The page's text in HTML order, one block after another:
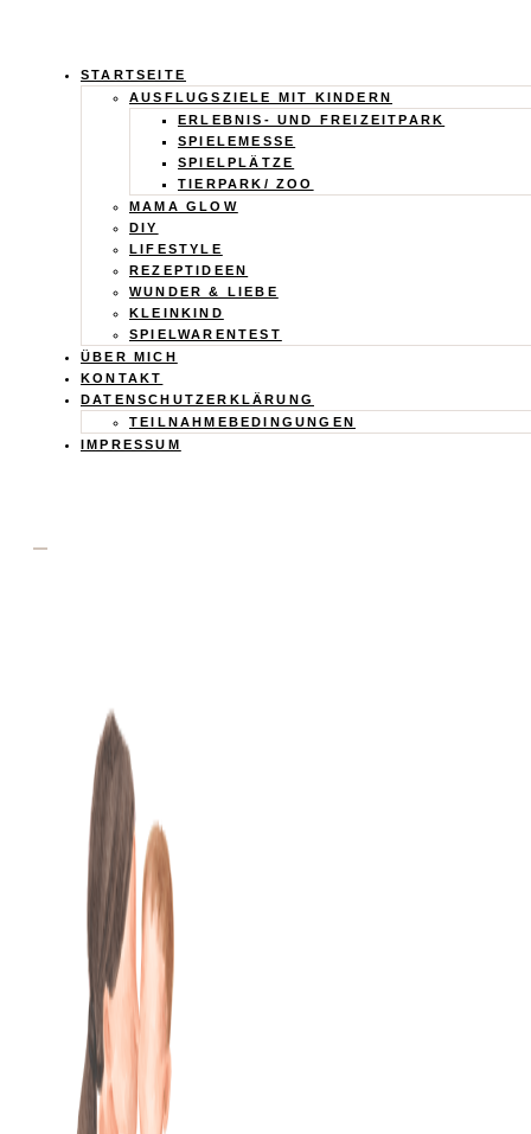
Calistas
Traum
STARTSEITE
AUSFLUGSZIELE MIT KINDERN
ERLEBNIS- UND FREIZEITPARK
SPIELEMESSE
SPIELPLÄTZE
TIERPARK/ ZOO
MAMA GLOW
DIY
LIFESTYLE
REZEPTIDEEN
WUNDER & LIEBE
KLEINKIND
SPIELWARENTEST
ÜBER MICH
KONTAKT
DATENSCHUTZERKLÄRUNG
TEILNAHMEBEDINGUNGEN
IMPRESSUM